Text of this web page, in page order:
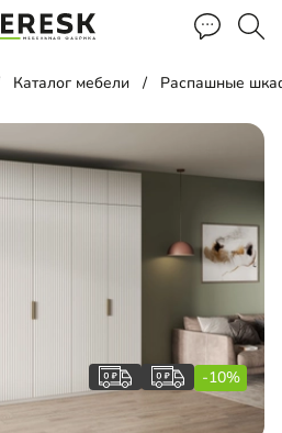
Каталог мебели Распашные
-10%